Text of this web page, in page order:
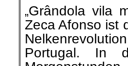
„Grândola vila
Zeca Afonso ist
Portugal. In